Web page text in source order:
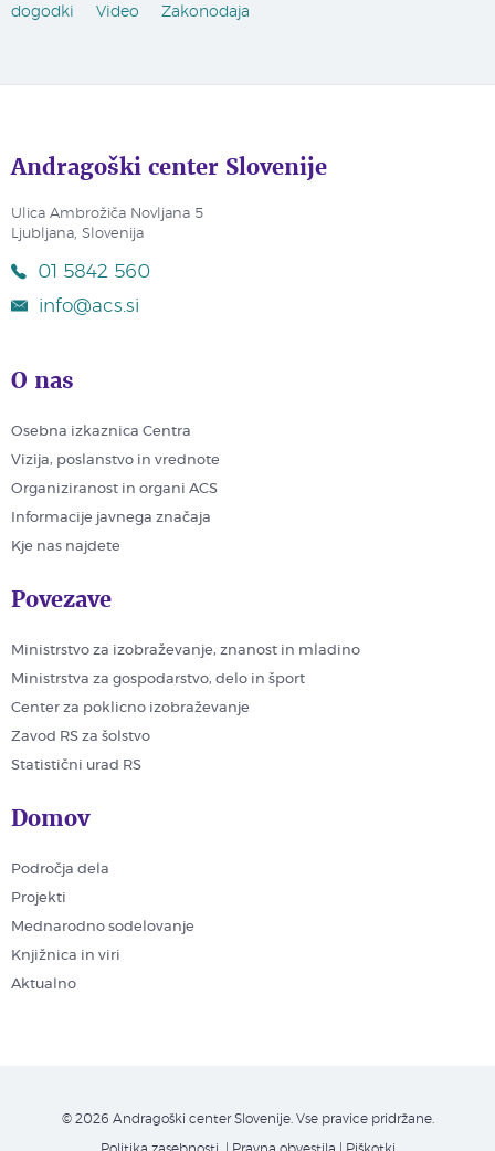
dogodki
Video Zakonodaja
Andragoški center Slovenije
Ulica Ambrožiča Novljana 5
Ljubljana, Slovenija
01 5842 560
info@acs.si
O nas
Osebna izkaznica Centra
Vizija, poslanstvo in vrednote
Organiziranost in organi ACS
Informacije javnega značaja
Kje nas najdete
Povezave
Ministrstvo za izobraževanje, znanost in mladino
Ministrstva za gospodarstvo, delo in šport
Center za poklicno izobraževanje
Zavod RS za šolstvo
Statistični urad RS
Domov
Področja dela
Projekti
Mednarodno sodelovanje
Knjižnica in viri
Aktualno
© 2026 Andragoški center Slovenije. Vse pravice pridržane.